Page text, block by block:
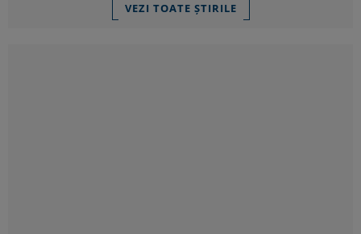
VEZI TOATE ȘTIRILE